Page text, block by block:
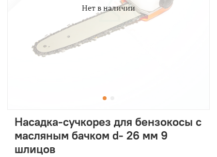
Нет в наличии
Насадка-сучкорез для бензокосы с
масляным бачком d- 26 мм 9
шлицов